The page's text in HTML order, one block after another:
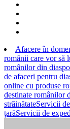
Afacere în
românii care vor să
românilor din
de afaceri pentru
online cu produse
destinate românilor
străinătateServicii
țarăServicii de